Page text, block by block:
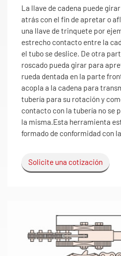
La llave de cadena puede
atrás con el fin de apretar o
una llave de trinquete por
estrecho contacto entre la
el tubo se deslice. De otra
roscado pueda girar para
rueda dentada en la parte
acopla a la cadena para
tubería para su rotación y
contacto con la tubería no se
la misma.Esta herramienta
formado de conformidad con
Solicite una cotización